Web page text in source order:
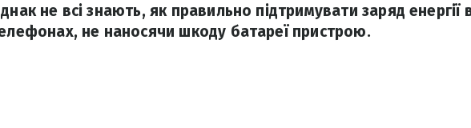
не всі знають, як правильно підтримувати заряд енергії
не наносячи шкоду батареї пристрою.